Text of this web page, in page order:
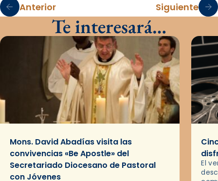
Anterior Siguiente
Te interesará…
Mons. David Abadías visita las
convivencias «Be Apostle» del
Secretariado Diocesano de Pastoral
con Jóvenes
El